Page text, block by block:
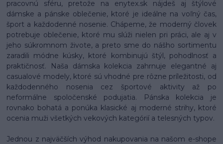
pracovnú sféru, pretože na enytex.sk nájdeš aj štýlové
dámske a pánske oblečenie, ktoré je ideálne na voľný čas,
šport a každodenné nosenie. Chápeme, že moderný človek
potrebuje oblečenie, ktoré mu slúži nielen pri práci, ale aj v
jeho súkromnom živote, a preto sme do nášho sortimentu
zaradili módne kúsky, ktoré kombinujú štýl, pohodlnosť a
praktičnosť. Naša dámska kolekcia zahrnuje elegantné aj
casualové modely, ktoré sú vhodné pre rôzne príležitosti, od
každodenného nosenia cez športové aktivity až po
neformálne spoločenské podujatia. Pánska kolekcia je
rovnako bohatá a ponúka klasické aj moderné strihy, ktoré
ocenia muži všetkých vekových kategórií a telesných typov.
Jednou z najväčších výhod nakupovania na našom e-shope